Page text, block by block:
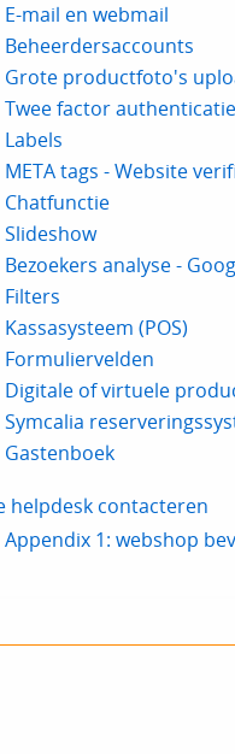
E-mail en webmail
Beheerdersaccounts
Grote productfoto's
Twee factor authenticatie
Labels
META tags - Website
Chatfunctie
Slideshow
Bezoekers analyse -
Filters
Kassasysteem (POS)
Formuliervelden
Digitale of virtuele
Symcalia
Gastenboek
helpdesk contacteren
Appendix 1: webshop